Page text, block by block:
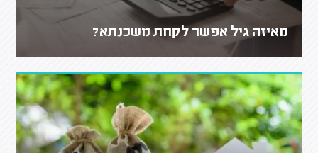
מאיזה גיל אפשר לקחת משכנתא?